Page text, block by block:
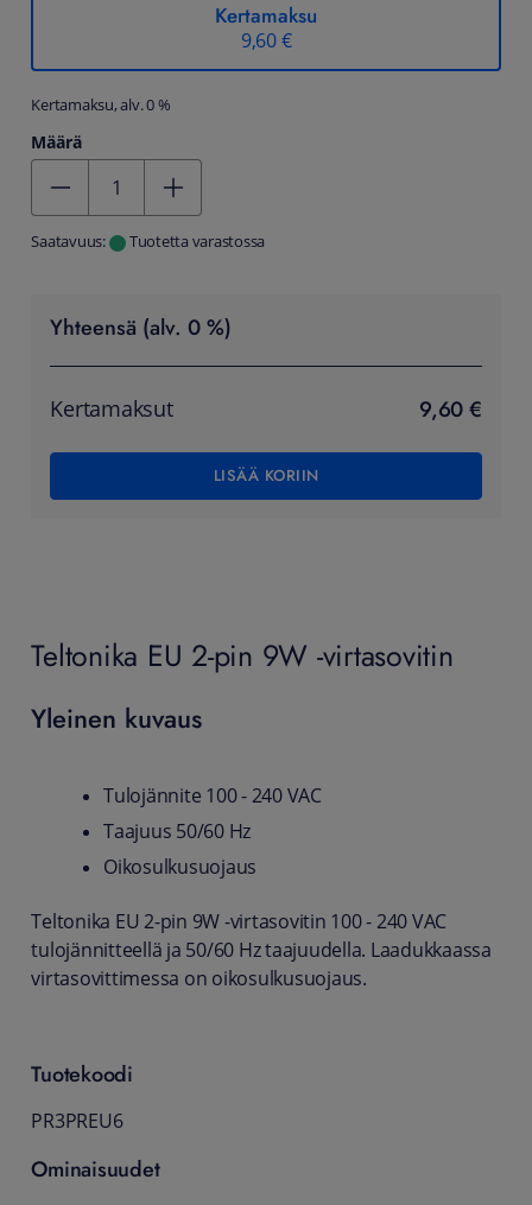
Kertamaksu
9,60 €
Kertamaksu, alv. 0 %
Määrä
Saatavuus: Tuotetta varastossa
Yhteensä (alv. 0 %)
Kertamaksut 9,60 €
LISÄÄ KORIIN
Teltonika EU 2-pin 9W -virtasovitin
Yleinen kuvaus
Tulojännite 100 - 240 VAC
Taajuus 50/60 Hz
Oikosulkusuojaus
Teltonika EU 2-pin 9W -virtasovitin 100 - 240 VAC
tulojännitteellä ja 50/60 Hz taajuudella. Laadukkaassa
virtasovittimessa on oikosulkusuojaus.
Tuotekoodi
PR3PREU6
Ominaisuudet